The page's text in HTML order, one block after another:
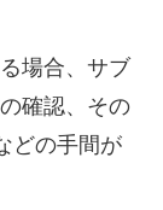
場合、サブ
確認、その
どの手間が